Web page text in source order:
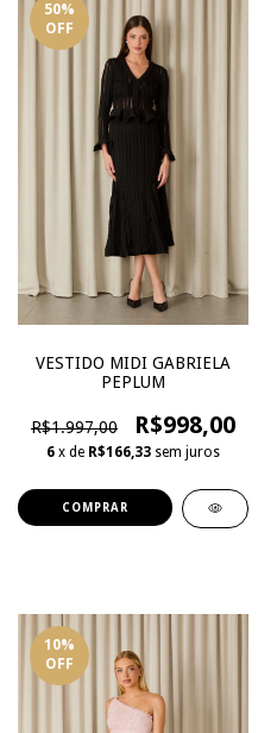
50%
OFF
VESTIDO MIDI GABRIELA
PEPLUM
R$1.997,00 R$998,00
6 x de R$166,33 sem juros
COMPRAR
10%
OFF